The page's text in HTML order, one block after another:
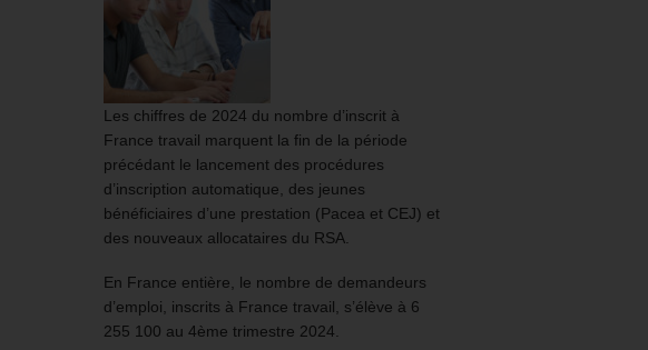
Les chiffres de 2024 du nombre d’inscrit à
France travail marquent la fin de la période
précédant le lancement des procédures
d’inscription automatique, des jeunes
bénéficiaires d’une prestation (Pacea et CEJ) et
des nouveaux allocataires du RSA.
En France entière, le nombre de demandeurs
d’emploi, inscrits à France travail, s’élève à 6
255 100 au 4ème trimestre 2024.